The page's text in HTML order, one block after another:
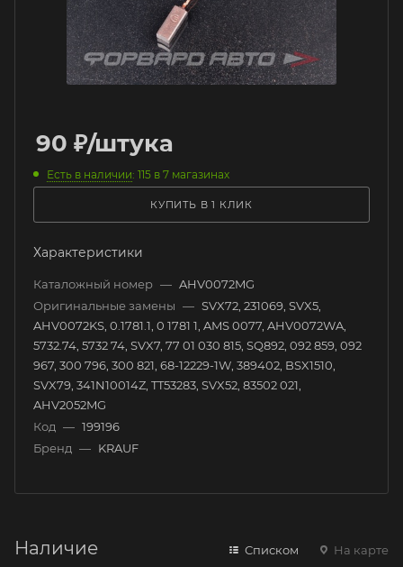
90 ₽/штука
Есть в наличии: 115 в 7 магазинах
КУПИТЬ В 1 КЛИК
Характеристики
Каталожный номер — AHV0072MG
Оригинальные замены — SVX72, 231069, SVX5,
AHV0072KS, 0.1781.1, 0 1781 1, AMS 0077, AHV0072WA,
5732.74, 5732 74, SVX7, 77 01 030 815, SQ892, 092 859, 092
967, 300 796, 300 821, 68-12229-1W, 389402, BSX1510,
SVX79, 341N10014Z, TT53283, SVX52, 83502 021,
AHV2052MG
Код — 199196
Бренд — KRAUF
Наличие Списком На карте